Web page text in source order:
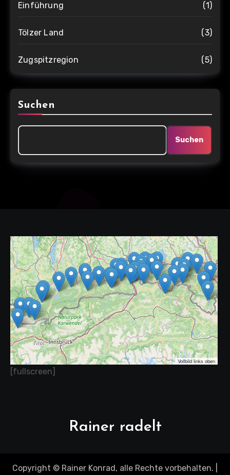
Einführung (1)
Tölzer Land (3)
Zugspitzregion (5)
Suchen
Suchen
Vollbild links oben
[fullscreen]
Rainer radelt
Copyright © Rainer Konrad, alle Rechte vorbehalten.